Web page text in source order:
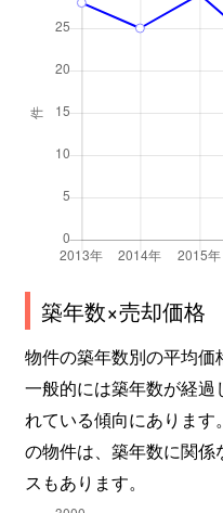
築年数×売却価格
物件の築年数別の平均価
一般的には築年数が経過
れている傾向にありま
の物件は、築年数に関
スもあります。